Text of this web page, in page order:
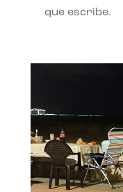
que escribe.